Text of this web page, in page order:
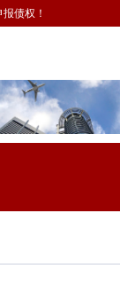
债权！